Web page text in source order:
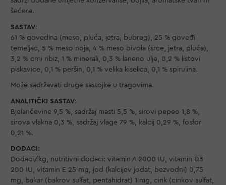
šećere.
SASTAV:
61 % govedina (meso, pluća, jetra, bubreg), 25 % goveđi
temeljac, 5 % meso noja, 4 % meso bivola (srce, jetra, pluća),
3,2 % crni ribiz, 1 % minerali, 0,3 % laneno ulje, 0,2 % listovi
piskavice, 0,1 % peršin, 0,1 % velika kiselica, 0,1 % spirulina.
Može sadržavati druge sastojke u tragovima.
ANALITIČKI SASTAV:
Bjelančevine 9,5 %, sadržaj masti 5,5 %, sirovi pepeo 1,8 %,
sirova vlakna 0,3 %, sadržaj vlage 79 %, kalcij 0,29 %, fosfor
0,21 %.
DODACI :
Dodaci/kg, nutritivni dodaci: vitamin A 2000 IU, vitamin D3
200 IU, vitamin E 25 mg, jod (kalcijev jodat, bezvodni) 0,75
mg, bakar (bakrov sulfat, pentahidrat) 1 mg, cink (cinkov sulfat,